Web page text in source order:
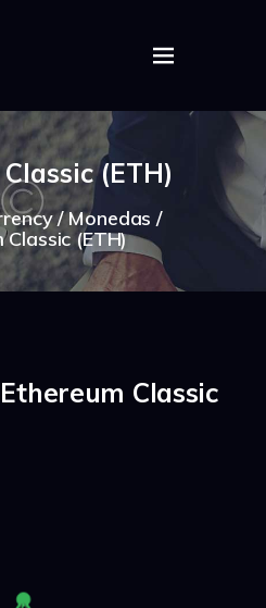
(ETH)
Monedas
Classic (ETH)
Classic